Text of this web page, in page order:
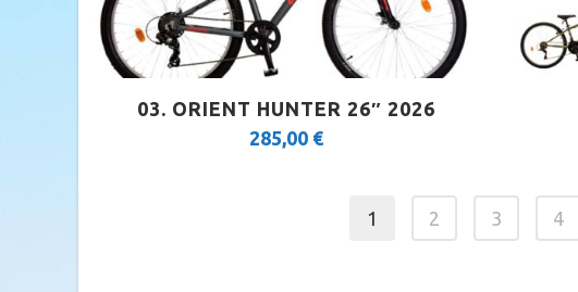
03. ORIENT HUNTER 26″ 2026
285,00 €
1 2 3 4